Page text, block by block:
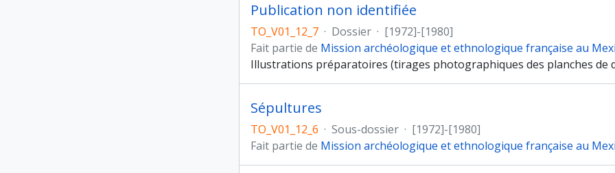
Publication non identifiée
TO_V01_12_7 · Dossier · [1972]-[1980]
Fait partie de Mission archéologique et ethnologique française au
Illustrations préparatoires (tirages photographiques des planches de
Sépultures
TO_V01_12_6 · Sous-dossier · [1972]-[1980]
Fait partie de Mission archéologique et ethnologique française au